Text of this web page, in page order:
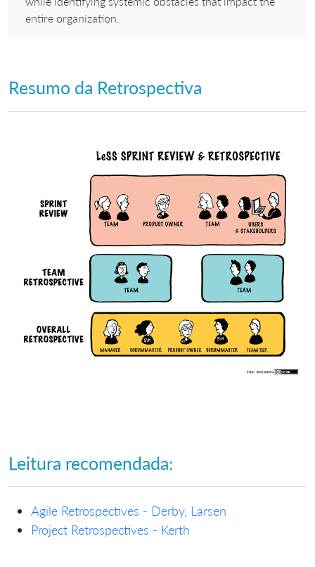
entire organization.
Resumo da Retrospectiva
Leitura recomendada:
Agile Retrospectives - Derby, Larsen
Project Retrospectives - Kerth